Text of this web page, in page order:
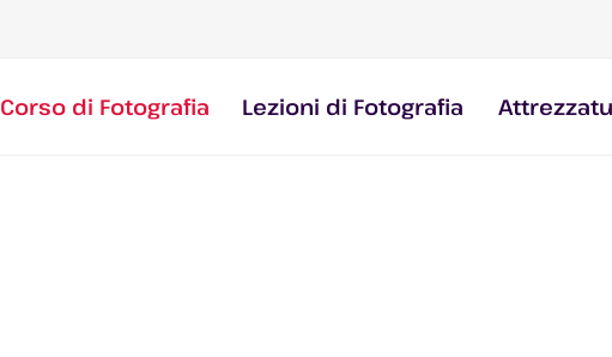
Corso di Fotografia Lezioni di Fotografia